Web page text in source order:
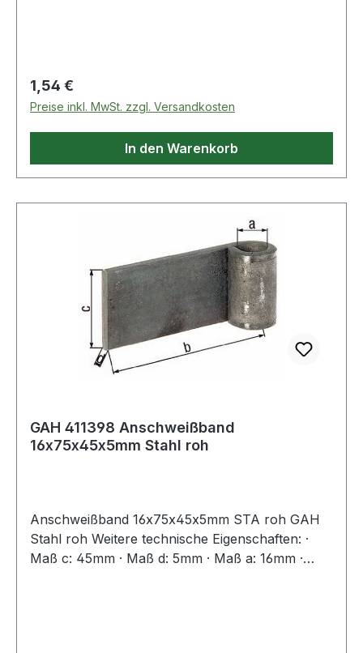
Regulärer Preis:
1,54 €
Preise inkl. MwSt. zzgl. Versandkosten
In den Warenkorb
GAH 411398 Anschweißband
16x75x45x5mm Stahl roh
Anschweißband 16x75x45x5mm STA roh GAH
Stahl roh Weitere technische Eigenschaften: ·
Maß c: 45mm · Maß d: 5mm · Maß a: 16mm ·